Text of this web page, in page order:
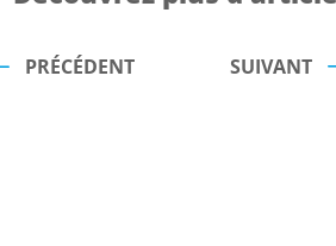
PRÉCÉDENT SUIVANT